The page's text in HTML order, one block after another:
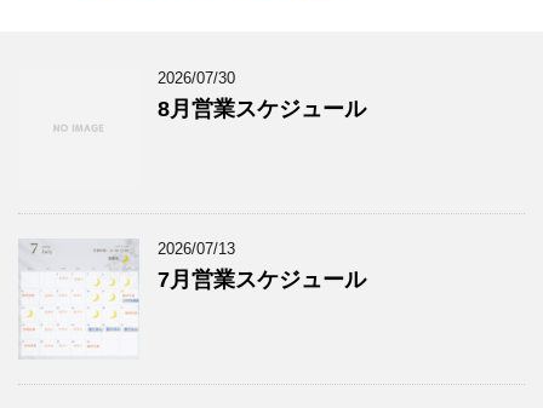
2026/07/30
8月営業スケジュール
2026/07/13
7月営業スケジュール